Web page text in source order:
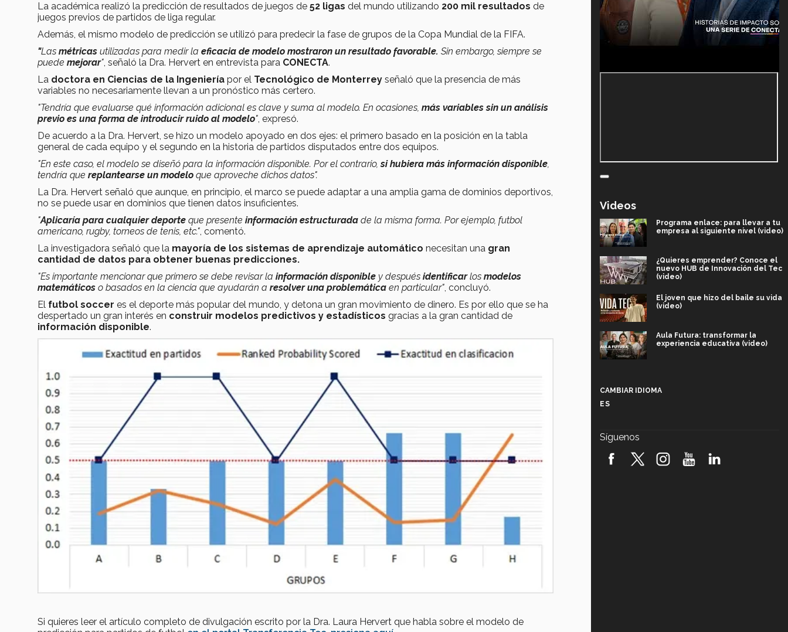
La académica realizó la predicción de resultados de juegos de 52 ligas del mundo utilizando 200 mil resultados de
juegos previos de partidos de liga regular.
Además, el mismo modelo de predicción se utilizó para predecir la fase de grupos de la Copa Mundial de la FIFA.
"Las métricas utilizadas para medir la eficacia de modelo mostraron un resultado favorable. Sin embargo, siempre se
puede mejorar", señaló la Dra. Hervert en entrevista para CONECTA.
La doctora en Ciencias de la Ingeniería por el Tecnológico de Monterrey señaló que la presencia de más
variables no necesariamente llevan a un pronóstico más certero.
"Tendría que evaluarse qué información adicional es clave y suma al modelo. En ocasiones, más variables sin un análisis
previo es una forma de introducir ruido al modelo", expresó.
De acuerdo a la Dra. Hervert, se hizo un modelo apoyado en dos ejes: el primero basado en la posición en la tabla
general de cada equipo y el segundo en la historia de partidos disputados entre dos equipos.
"En este caso, el modelo se diseñó para la información disponible. Por el contrario,si hubiera más información disponible,
tendría que replantearse un modelo que aproveche dichos datos".
La Dra. Hervert señaló que aunque, en principio, el marco se puede adaptar a una amplia gama de dominios deportivos,
no se puede usar en dominios que tienen datos insuficientes.
"Aplicaría para cualquier deporte que presente información estructurada de la misma forma. Por ejemplo, futbol
americano, rugby, torneos de tenis, etc.", comentó.
La investigadora señaló que la mayoría de los sistemas de aprendizaje automático necesitan una gran
cantidad de datos para obtener buenas predicciones.
"Es importante mencionar que primero se debe revisar la información disponible y después identificarlos modelos
matemáticos o basados en la ciencia que ayudarán a resolver una problemática en particular", concluyó.
El futbol soccer es el deporte más popular del mundo, y detona un gran movimiento de dinero. Es por ello que se ha
despertado un gran interés en construir modelos predictivos y estadísticos gracias a la gran cantidad de
información disponible.
Si quieres leer el artículo completo de divulgación escrito por la Dra. Laura Hervert que habla sobre el modelo de
Videos
Programa enlace: para llevar a tu
empresa al siguiente nivel (video)
¿Quieres emprender? Conoce el
nuevo HUB de Innovación del Tec
(video)
El joven que hizo del baile su vida
(video)
Aula Futura: transformar la
experiencia educativa (video)
robótica FIRST 2026! (video)
CAMBIAR IDIOMA
ES
Síguenos